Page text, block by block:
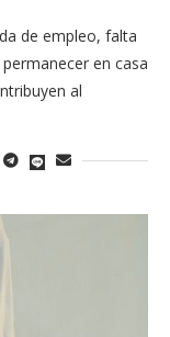
de empleo, falta
en casa
al